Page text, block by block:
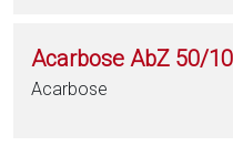
Acarbose AbZ 50/
Acarbose